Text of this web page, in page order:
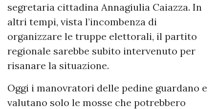
segretaria cittadina Annagiulia Caiazza. In
altri tempi, vista l’incombenza di
organizzare le truppe elettorali, il partito
regionale sarebbe subito intervenuto per
risanare la situazione.
Oggi i manovratori delle pedine guardano e
valutano solo le mosse che potrebbero